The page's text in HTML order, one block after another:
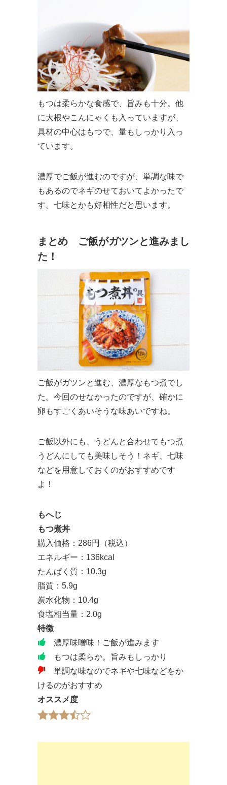
もつは柔らかな食感で、旨みも十分。他
に大根やこんにゃくも入っていますが、
具材の中心はもつで、量もしっかり入っ
ています。
濃厚でご飯が進むのですが、単調な味で
もあるのでネギのせておいてよかったで
す。七味とかも好相性だと思います。
まとめ ご飯がガツンと進みまし
た！
ご飯がガツンと進む、濃厚なもつ煮でし
た。今回のせなかったのですが、確かに
卵もすごくあいそうな味あいですね。
ご飯以外にも、うどんと合わせてもつ煮
うどんにしても美味しそう！ネギ、七味
などを用意しておくのがおすすめです
よ！
もへじ
もつ煮丼
購入価格：286円（税込）
エネルギー：136kcal
たんぱく質：10.3g
脂質：5.9g
炭水化物：10.4g
食塩相当量：2.0g
特徴
濃厚味噌味！ご飯が進みます
もつは柔らか。旨みもしっかり
単調な味なのでネギや七味などをか
けるのがおすすめ
オススメ度